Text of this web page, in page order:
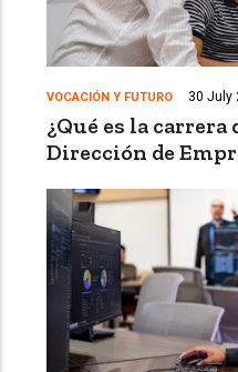
VOCACIÓN Y FUTURO 30 July
¿Qué es la
Dirección de